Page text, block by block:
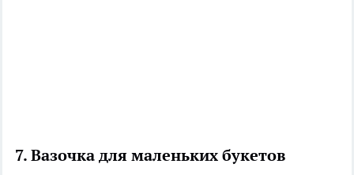
7. Вазочка для маленьких букетов